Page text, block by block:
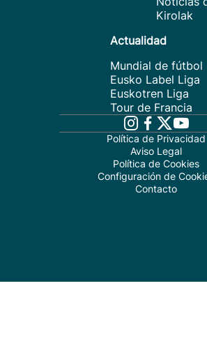
Kirolak
Actualidad
Mundial de fútbol
Eusko Label Liga
Euskotren Liga
Tour de Francia
Política de Privacidad
Aviso Legal
Política de Cookies
Configuración de
Contacto